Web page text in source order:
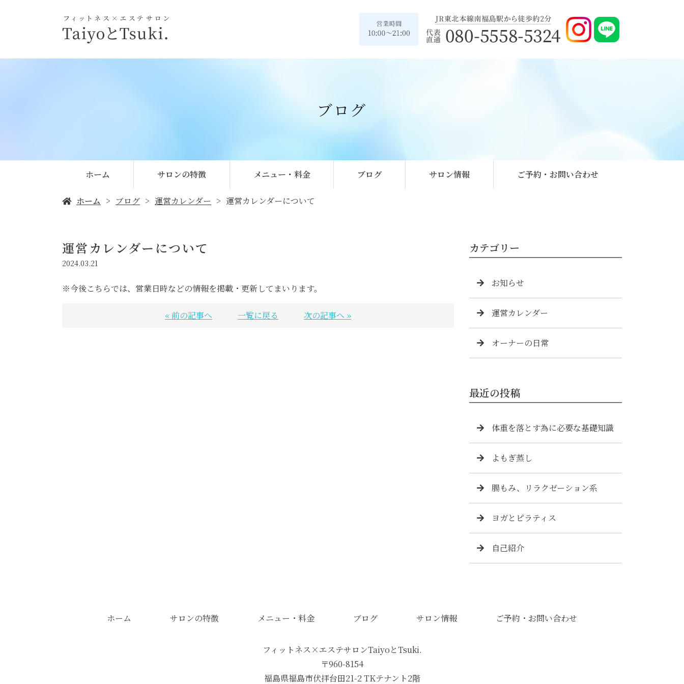
ブログ
ホーム サロンの特徴 メニュー・料金 ブログ サロン情報 ご予約・お問い合わせ
ホーム ブログ 運営カレンダー 運営カレンダーについて
運営カレンダーについて
2024.03.21
※今後こちらでは、営業日時などの情報を掲載・更新してまいります。
« 前の記事へ 一覧に戻る 次の記事へ »
カテゴリー
お知らせ
運営カレンダー
オーナーの日常
最近の投稿
体重を落とす為に必要な基礎知識
よもぎ蒸し
腸もみ、リラクゼーション系
ヨガとピラティス
自己紹介
ホーム サロンの特徴 メニュー・料金 ブログ サロン情報 ご予約・お問い合わせ
フィットネス×エステサロンTaiyoとTsuki.
〒960-8154
福島県福島市伏拝台田21-2 TKテナント2階